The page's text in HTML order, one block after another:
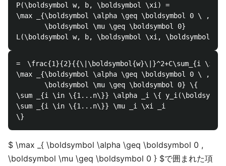
P(\boldsymbol w, b, \boldsymbol \xi) =
\max _{\boldsymbol \alpha \geq \boldsymbol 0 \ , \
       \boldsymbol \mu \geq \boldsymbol 0}
=　\frac{1}{2}{{\|\boldsymbol{w}\|}^2+C\sum_{i
\max _{\boldsymbol \alpha \geq \boldsymbol 0 \ , \
       \boldsymbol \mu \geq \boldsymbol 0} \{
\sum _{i \in \{1...n\}} \alpha _i \{
\sum _{i \in \{1...n\}} \mu _i \xi _i
$ \max _{ \boldsymbol \alpha \geq \boldsymbol 0 ,
\boldsymbol \mu \geq \boldsymbol 0 } $で囲まれた項